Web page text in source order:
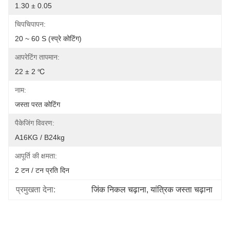
1.30 ± 0.05
चिपचिपापन:
20 ~ 60 S (स्प्रे कोटिंग)
आपरेटिंग तापमान:
22 ± 2 ℃
नाम:
जस्ता परत कोटिंग
पैकेजिंग विवरण:
A16KG / B24kg
आपूर्ति की क्षमता:
2 टन / टन प्रति दिन
प्रमुखता देना: जिंक निकल चढ़ाना, यांत्रिक जस्ता चढ़ाना